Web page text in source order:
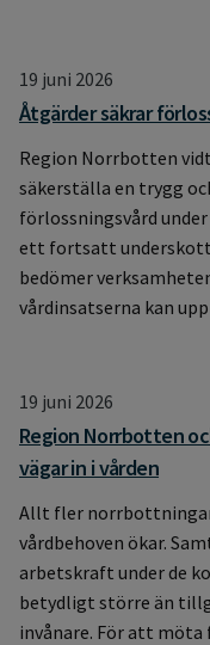
19 juni 2026
Åtgärder säkrar
Region Norrbotten
säkerställa en trygg
förlossningsvård
ett fortsatt
bedömer
vårdinsatserna kan
19 juni 2026
Region Norrbotten
vägar in i vården
Allt fler
vårdbehoven ökar.
arbetskraft under de
betydligt större än
invånare. För att